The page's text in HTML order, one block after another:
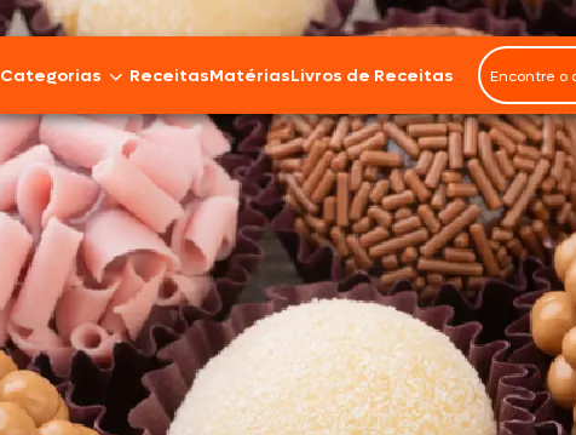
Categorias
Bovinos
Cordeiro
Carnes Suínas
Aves
Frios e Embutidos
ReceitasMatériasLivros de Receitas